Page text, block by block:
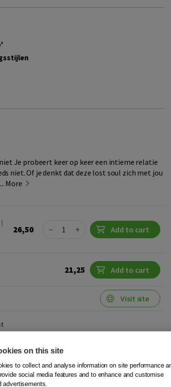
Je probeert keer op keer een intieme relatie
niet. Of je denkt dat deze lost soul zich met jou
More
26,50 Quantity
− + Add to cart
21,25 Add to cart
Visit site
on this site
to collect and analyse information on site performance
social media features and to enhance and customise
advertisements.